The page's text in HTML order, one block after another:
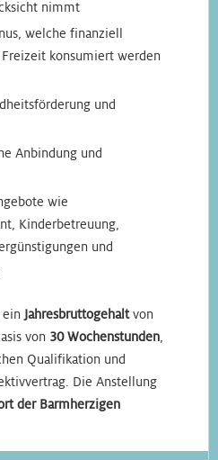
nimmt
welche finanziell
konsumiert werden
und
Anbindung und
wie
Kinderbetreuung,
und
ein Jahresbruttogehaltvon
von 30 Wochenstunden,
Qualifikation und
Die Anstellung
der Barmherzigen